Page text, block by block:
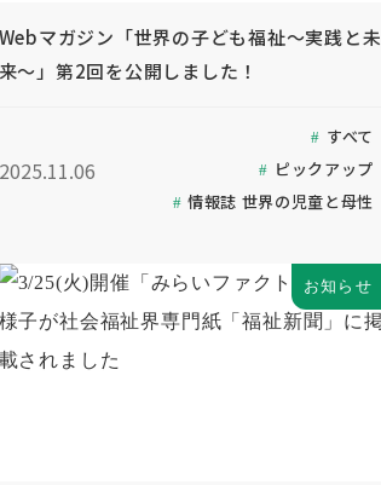
Webマガジン「世界の子ども福祉～実践と未
来～」第2回を公開しました！
2025.11.06
すべて
ピックアップ
情報誌 世界の児童と母性
お知らせ